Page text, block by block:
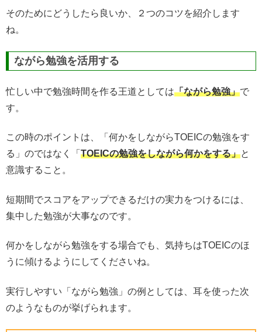
そのためにどうしたら良いか、２つのコツを紹介します
ね。
ながら勉強を活用する
忙しい中で勉強時間を作る王道としては「ながら勉強」で
す。
この時のポイントは、「何かをしながらTOEICの勉強をす
る」のではなく「 TOEICの勉強をしながら何かをする」と
意識すること。
短期間でスコアをアップできるだけの実力をつけるには、
集中した勉強が大事なのです。
何かをしながら勉強をする場合でも、気持ちはTOEICのほ
うに傾けるようにしてくださいね。
実行しやすい「ながら勉強」の例としては、耳を使った次
のようなものが挙げられます。